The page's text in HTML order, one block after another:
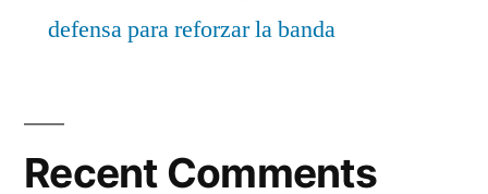
defensa para reforzar la banda
Recent Comments